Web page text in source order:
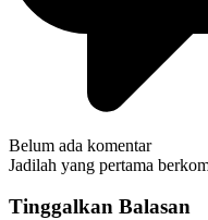
Belum ada komentar
Jadilah yang pertama
Tinggalkan Balasan